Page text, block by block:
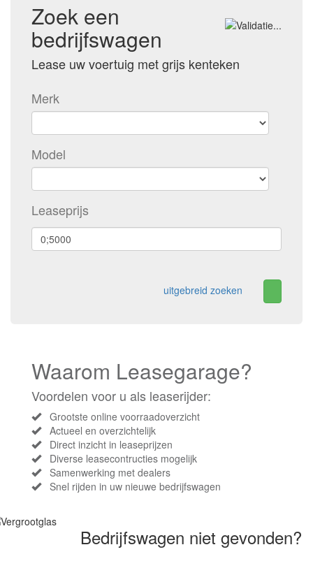
Zoek een
bedrijfswagen
Lease uw voertuig met grijs kenteken
Merk
Model
Leaseprijs
uitgebreid zoeken
Waarom Leasegarage?
Voordelen voor u als leaserijder:
Grootste online voorraadoverzicht
Actueel en overzichtelijk
Direct inzicht in leaseprijzen
Diverse leasecontructies mogelijk
Samenwerking met dealers
Snel rijden in uw nieuwe bedrijfswagen
Bedrijfswagen niet gevonden?